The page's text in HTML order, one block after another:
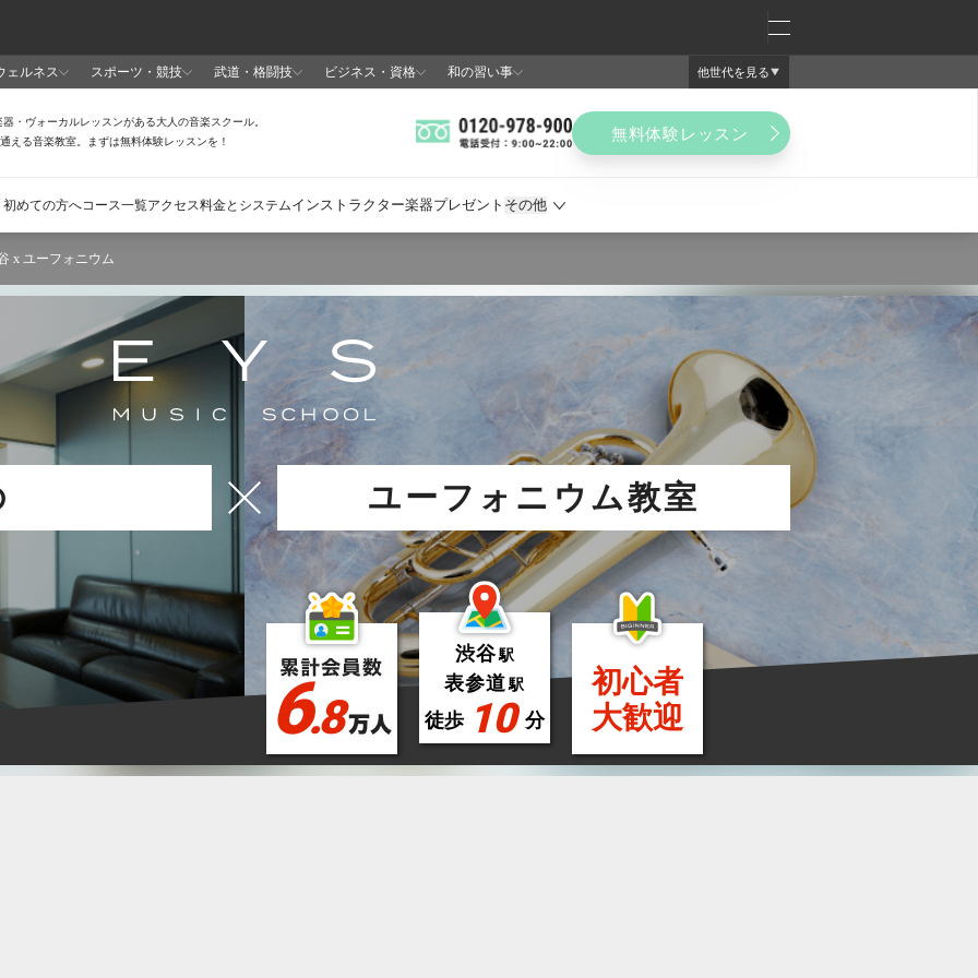
x ユーフォニウム
ユーフォニウム教室
6.8
渋谷駅
表参道 駅
徒歩 10 分
初心者
大歓迎